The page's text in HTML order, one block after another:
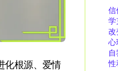
化根源、爱情
信
学
改
心
性